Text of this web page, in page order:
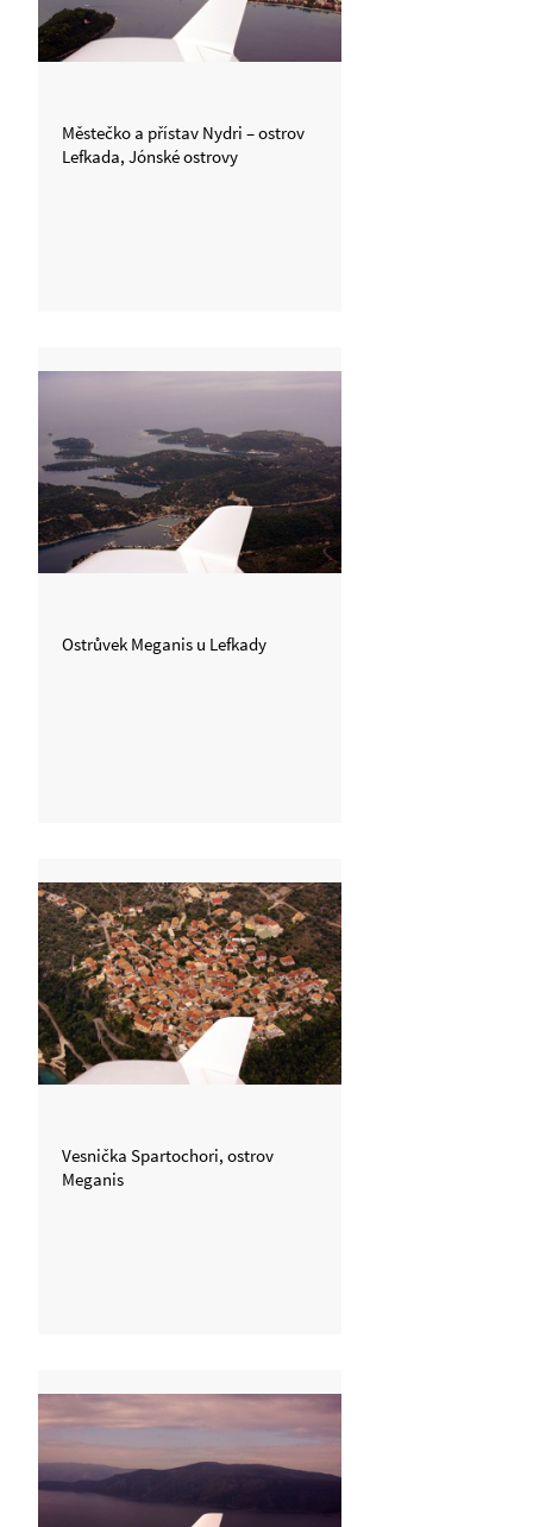
Městečko a přístav Nydri – ostrov
Lefkada, Jónské ostrovy
Ostrůvek Meganis u Lefkady
Vesnička Spartochori, ostrov
Meganis